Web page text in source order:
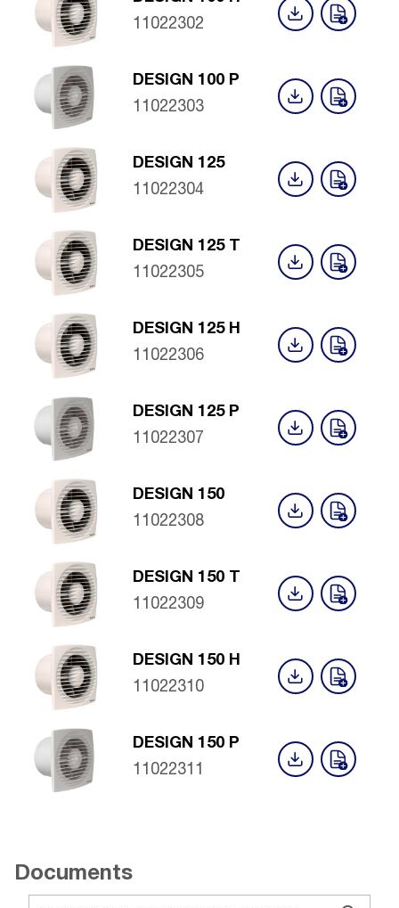
11022302
DESIGN 100 P
11022303
DESIGN 125
11022304
DESIGN 125 T
11022305
DESIGN 125 H
11022306
DESIGN 125 P
11022307
DESIGN 150
11022308
DESIGN 150 T
11022309
DESIGN 150 H
11022310
DESIGN 150 P
11022311
Documents